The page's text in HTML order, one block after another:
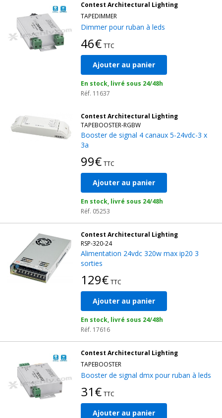
Contest Architectural Lighting
TAPEDIMMER
Dimmer pour ruban à leds
46€ TTC
Ajouter au panier
En stock, livré sous 24/48h
Réf. 11637
Contest Architectural Lighting
TAPEBOOSTER-RGBW
Booster de signal 4 canaux 5-24vdc-3 x
3a
99€ TTC
Ajouter au panier
En stock, livré sous 24/48h
Réf. 05253
Contest Architectural Lighting
RSP-320-24
Alimentation 24vdc 320w max ip20 3
sorties
129€ TTC
Ajouter au panier
En stock, livré sous 24/48h
Réf. 17616
Contest Architectural Lighting
TAPEBOOSTER
Booster de signal dmx pour ruban à leds
31€ TTC
Ajouter au panier